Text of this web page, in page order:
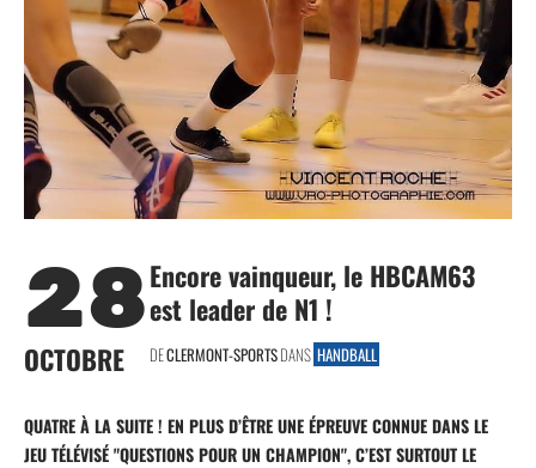
28
OCTOBRE
Encore vainqueur, le HBCAM63
est leader de N1 !
DECLERMONT-SPORTSDANS HANDBALL
QUATRE À LA SUITE ! EN PLUS D’ÊTRE UNE ÉPREUVE CONNUE DANS LE
JEU TÉLÉVISÉ "QUESTIONS POUR UN CHAMPION", C’EST SURTOUT LE